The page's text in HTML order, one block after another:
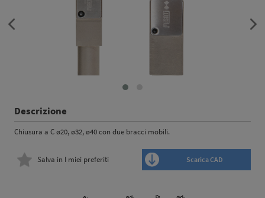
Descrizione
Chiusura a C ø20, ø32, ø40 con due bracci mobili.
Scarica CAD
Salva in I miei preferiti